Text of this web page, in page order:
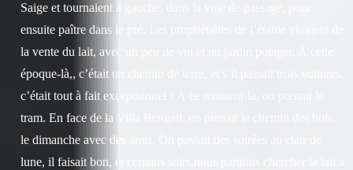
Saige et tournaient à gauche, dans la voie de passage, pour
ensuite paître dans le pré. Les propriétaires de l’étable vivaient de
la vente du lait, avec un peu de vin et un jardin potager. À cette
époque-là,, c’était un chemin de terre, et s’il passait trois voitures,
c’était tout à fait exceptionnel ! À ce moment-là, on prenait le
tram. En face de la Villa Bengali, on prenait le chemin des bois,
le dimanche avec des amis. On passait des soirées au clair de
lune, il faisait bon, et certains soirs,nous partions chercher la lait à